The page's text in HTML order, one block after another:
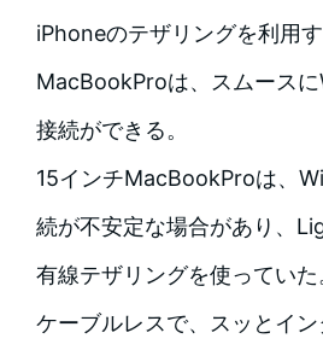
iPhoneのテザリングを利用
MacBookProは、スムース
接続ができる。
15インチMacBookProは、
続が不安定な場合があり、
有線テザリングを使っていた
ケーブルレスで、スッとイ